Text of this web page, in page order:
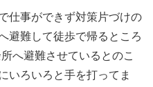
仕事ができず対策片づけの
避難して徒歩で帰るところ
へ避難させているとのこ
いろいろと手を打ってま